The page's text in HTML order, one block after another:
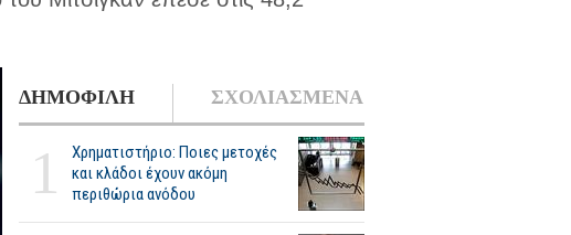
ΔΗΜΟΦΙΛΗ ΣΧΟΛΙΑΣΜΕΝΑ
1
Χρηματιστήριο: Ποιες μετοχές
και κλάδοι έχουν ακόμη
περιθώρια ανόδου